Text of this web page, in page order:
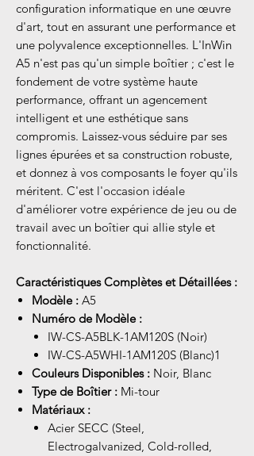
configuration informatique en une œuvre
d'art, tout en assurant une performance et
une polyvalence exceptionnelles. L'InWin
A5 n'est pas qu'un simple boîtier ; c'est le
fondement de votre système haute
performance, offrant un agencement
intelligent et une esthétique sans
compromis. Laissez-vous séduire par ses
lignes épurées et sa construction robuste,
et donnez à vos composants le foyer qu'ils
méritent. C'est l'occasion idéale
d'améliorer votre expérience de jeu ou de
travail avec un boîtier qui allie style et
fonctionnalité.
Caractéristiques Complètes et Détaillées :
Modèle : A5
Numéro de Modèle :
IW-CS-A5BLK-1AM120S (Noir)
IW-CS-A5WHI-1AM120S (Blanc)1
Couleurs Disponibles : Noir, Blanc
Type de Boîtier : Mi-tour
Matériaux :
Acier SECC (Steel,
Electrogalvanized, Cold-rolled,